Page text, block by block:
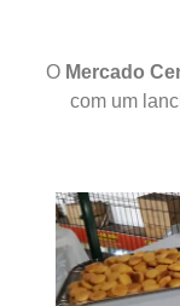
O Mercado
com um